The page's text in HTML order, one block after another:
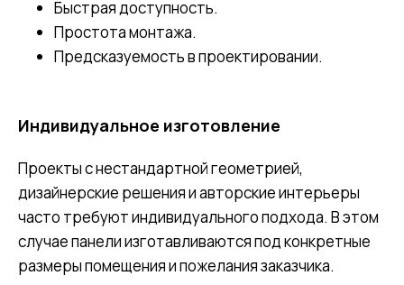
Быстрая доступность.
Простота монтажа.
Предсказуемость в проектировании.
Индивидуальное изготовление
Проекты с нестандартной геометрией,
дизайнерские решения и авторские интерьеры
часто требуют индивидуального подхода. В этом
случае панели изготавливаются под конкретные
размеры помещения и пожелания заказчика.